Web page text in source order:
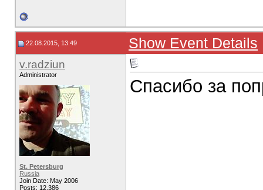
22.08.2015, 13:49 Show Event Details
v.radziun
Administrator
St. Petersburg
Russia
Join Date: May 2006
Posts: 12,386
Спасибо за